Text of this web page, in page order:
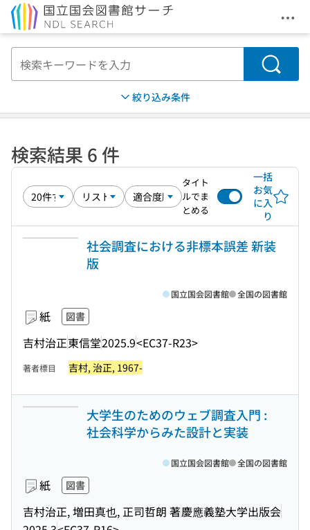
メ
検索
絞り込み条件
検索結果 6 件
タイト
ルでま
とめる
一括
お気
に入
り
社会調査における非標本誤差 新装
版
紙 図書
吉村治正東信堂2025.9<EC37-R23>
国立国会図書館 全国の図書館
著者標目 吉村, 治正, 1967-
大学生のためのウェブ調査入門 :
社会科学からみた設計と実装
紙 図書
吉村治正, 増田真也, 正司哲朗 著慶應義塾大学出版会
国立国会図書館 全国の図書館